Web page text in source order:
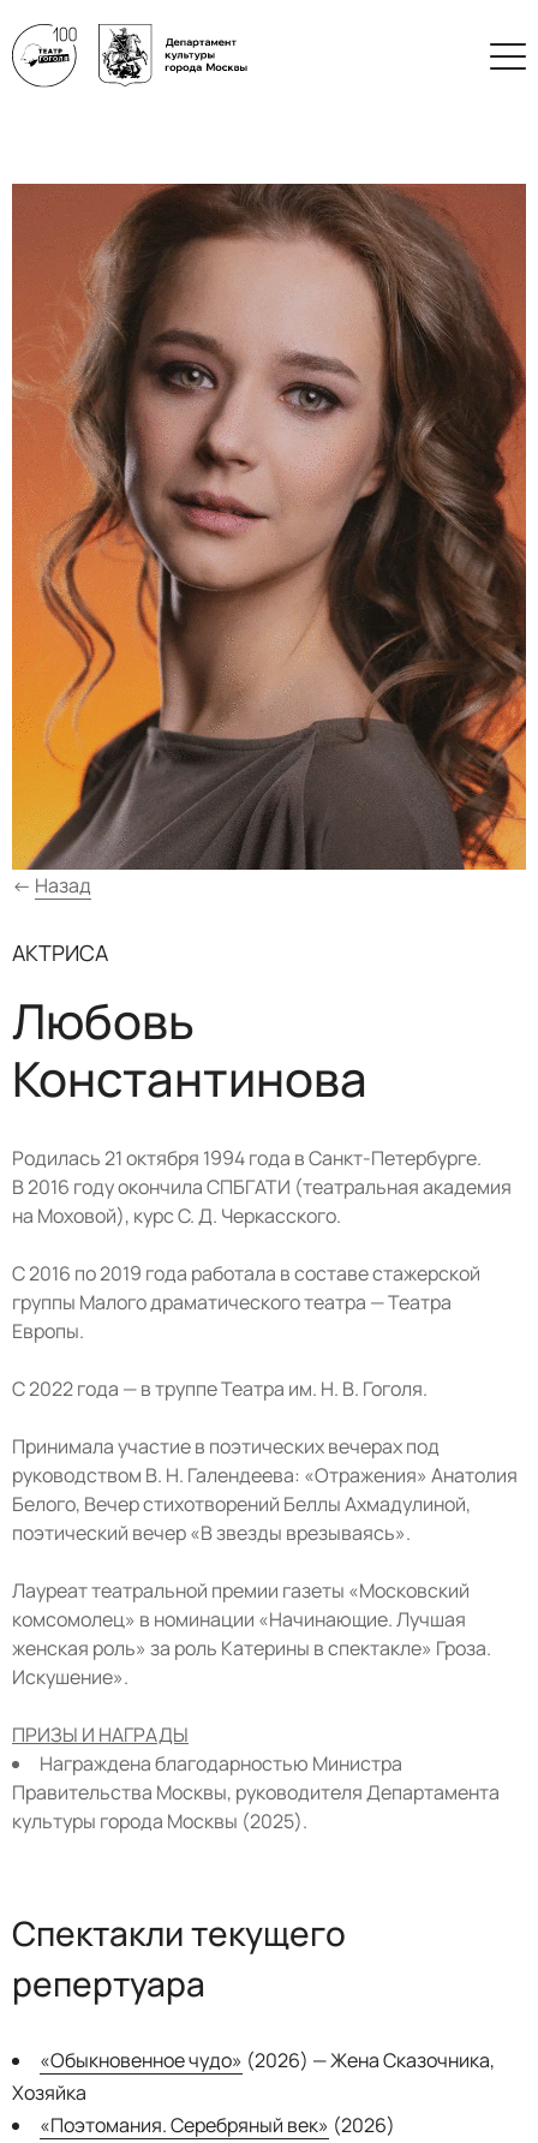
← Назад
АКТРИСА
Любовь
Константинова
Родилась 21 октября 1994 года в Санкт-Петербурге.
В 2016 году окончила СПБГАТИ (театральная академия
на Моховой), курс С. Д. Черкасского.
С 2016 по 2019 года работала в составе стажерской
группы Малого драматического театра — Театра
Европы.
С 2022 года — в труппе Театра им. Н. В. Гоголя.
Принимала участие в поэтических вечерах под
руководством В. Н. Галендеева: «Отражения» Анатолия
Белого, Вечер стихотворений Беллы Ахмадулиной,
поэтический вечер «В звезды врезываясь».
Лауреат театральной премии газеты «Московский
комсомолец» в номинации «Начинающие. Лучшая
женская роль» за роль Катерины в спектакле» Гроза.
Искушение».
ПРИЗЫ И НАГРАДЫ
Награждена благодарностью Министра
Правительства Москвы, руководителя Департамента
культуры города Москвы (2025).
Спектакли текущего
репертуара
«Обыкновенное чудо» (2026) — Жена Сказочника,
Хозяйка
«Поэтомания. Серебряный век» (2026)